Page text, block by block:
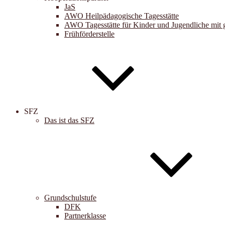
JaS
AWO Heilpädagogische Tagesstätte
AWO Tagesstätte für Kinder und Jugendliche mit
Frühförderstelle
SFZ
Das ist das SFZ
Grundschulstufe
DFK
Partnerklasse